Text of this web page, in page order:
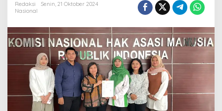
HAM,
:
Periksa
Mantan
Pj
Bupati
Langkat
Redaksi
Senin, 21 Oktober 2024
Nasional